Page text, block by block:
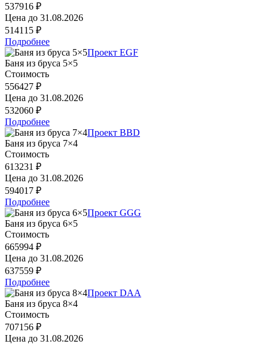
537916 ₽
Цена до 31.08.2026
514115 ₽
Подробнее
Проект EGF
Баня из бруса 5×5
Стоимость
556427 ₽
Цена до 31.08.2026
532060 ₽
Подробнее
Проект BBD
Баня из бруса 7×4
Стоимость
613231 ₽
Цена до 31.08.2026
594017 ₽
Подробнее
Проект GGG
Баня из бруса 6×5
Стоимость
665994 ₽
Цена до 31.08.2026
637559 ₽
Подробнее
Проект DAA
Баня из бруса 8×4
Стоимость
707156 ₽
Цена до 31.08.2026